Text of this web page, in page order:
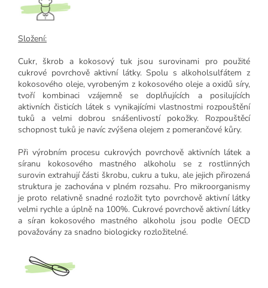
Složení:
Cukr, škrob a kokosový tuk jsou surovinami pro použité
cukrové povrchově aktivní látky. Spolu s alkoholsulfátem z
kokosového oleje, vyrobeným z kokosového oleje a oxidů síry,
tvoří kombinaci vzájemně se doplňujících a posilujících
aktivních čisticích látek s vynikajícími vlastnostmi rozpouštění
tuků a velmi dobrou snášenlivostí pokožky. Rozpouštěcí
schopnost tuků je navíc zvýšena olejem z pomerančové kůry.
Při výrobním procesu cukrových povrchově aktivních látek a
síranu kokosového mastného alkoholu se z rostlinných
surovin extrahují části škrobu, cukru a tuku, ale jejich přirozená
struktura je zachována v plném rozsahu. Pro mikroorganismy
je proto relativně snadné rozložit tyto povrchově aktivní látky
velmi rychle a úplně na 100%. Cukrové povrchově aktivní látky
a síran kokosového mastného alkoholu jsou podle OECD
považovány za snadno biologicky rozložitelné.